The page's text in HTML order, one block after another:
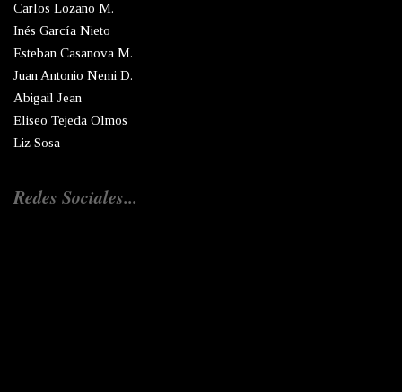
Carlos Lozano M.
Inés García Nieto
Esteban Casanova M.
Juan Antonio Nemi D.
Abigail Jean
Eliseo Tejeda Olmos
Liz Sosa
Redes Sociales...